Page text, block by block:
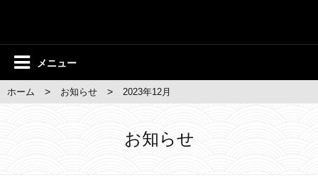
メニュー
ホーム > お知らせ > 2023年12月
お知らせ